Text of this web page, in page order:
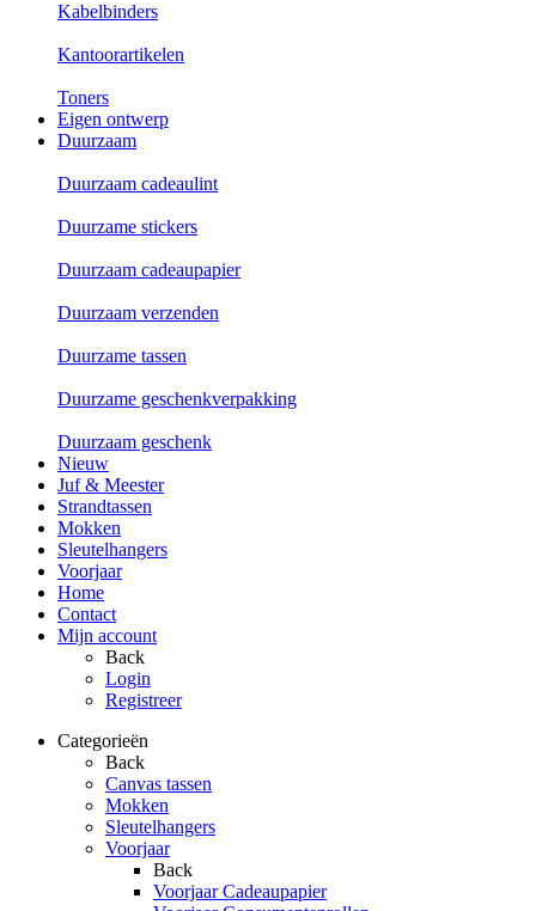
Kabelbinders
Kantoorartikelen
Toners
Eigen ontwerp
Duurzaam
Duurzaam cadeaulint
Duurzame stickers
Duurzaam cadeaupapier
Duurzaam verzenden
Duurzame tassen
Duurzame geschenkverpakking
Duurzaam geschenk
Nieuw
Juf & Meester
Strandtassen
Mokken
Sleutelhangers
Voorjaar
Home
Contact
Mijn account
Back
Login
Registreer
Categorieën
Back
Canvas tassen
Mokken
Sleutelhangers
Voorjaar
Back
Voorjaar Cadeaupapier